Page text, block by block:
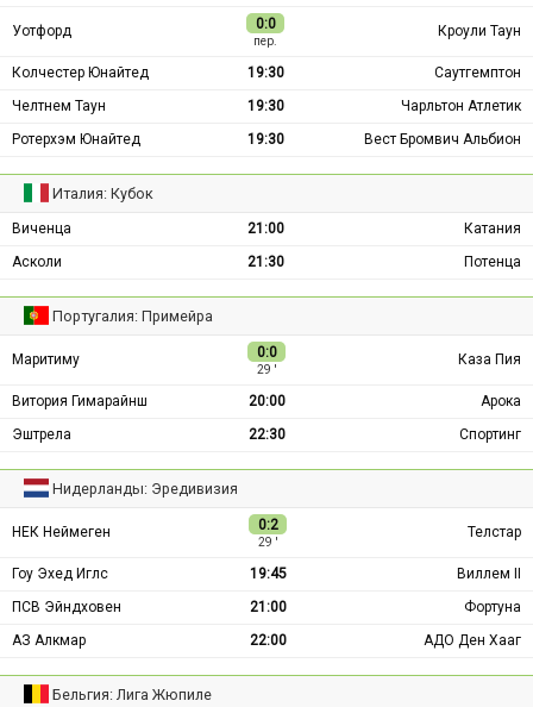
Уотфорд 0:0
пер.
Кроули Таун
Колчестер Юнайтед 19:30
Саутгемптон
Челтнем Таун
19:30
Чарльтон Атлетик
Ротерхэм Юнайтед
19:30 Вест Бромвич Альбион
Италия: Кубок
Виченца 21:00
Катания
Асколи
21:30 Потенца
Португалия: Примейра
Маритиму 0:0
29 ′
Каза Пия
Витория Гимарайнш 20:00
Арока
Эштрела
22:30 Спортинг
Нидерланды: Эредивизия
НЕК Неймеген 0:2
29 ′
Телстар
Гоу Эхед Иглс 19:45
Виллем II
ПСВ Эйндховен
21:00
Фортуна
АЗ Алкмар
22:00 АДО Ден Хааг
Бельгия: Лига Жюпиле